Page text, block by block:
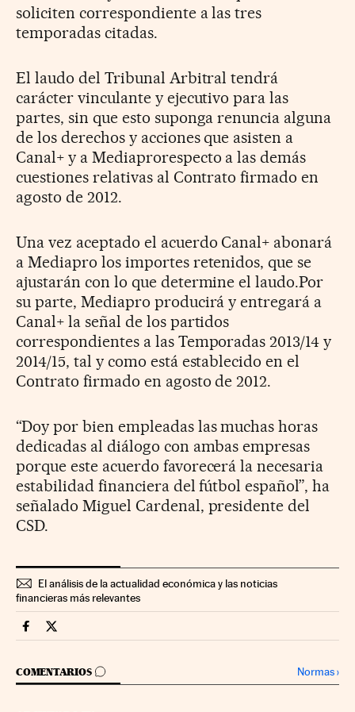
soliciten correspondiente a las tres
temporadas citadas.
El laudo del Tribunal Arbitral tendrá
carácter vinculante y ejecutivo para las
partes, sin que esto suponga renuncia alguna
de los derechos y acciones que asisten a
Canal+ y a Mediaprorespecto a las demás
cuestiones relativas al Contrato firmado en
agosto de 2012.
Una vez aceptado el acuerdo Canal+ abonará
a Mediapro los importes retenidos, que se
ajustarán con lo que determine el laudo.Por
su parte, Mediapro producirá y entregará a
Canal+ la señal de los partidos
correspondientes a las Temporadas 2013/14 y
2014/15, tal y como está establecido en el
Contrato firmado en agosto de 2012.
“Doy por bien empleadas las muchas horas
dedicadas al diálogo con ambas empresas
porque este acuerdo favorecerá la necesaria
estabilidad financiera del fútbol español”, ha
señalado Miguel Cardenal, presidente del
CSD.
El análisis de la actualidad económica y las noticias
financieras más relevantes
Companias Cinco Días en Facebook
Companias Cinco Días en Twitter
COMENTARIOS
IR A LOS COMENTARIOS Normas›